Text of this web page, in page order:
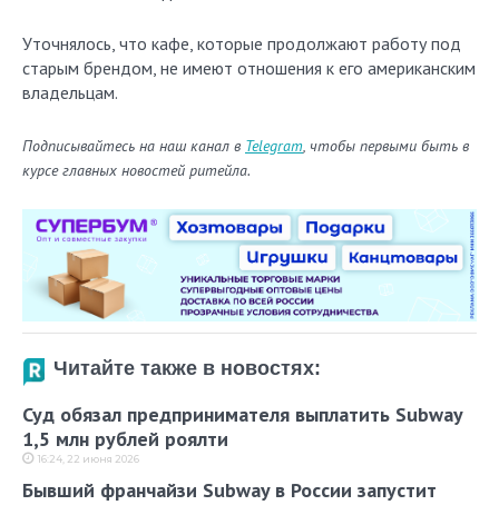
Уточнялось, что кафе, которые продолжают работу под
старым брендом, не имеют отношения к его американским
владельцам.
Подписывайтесь на наш канал в Telegram, чтобы первыми быть в
курсе главных новостей ритейла.
Читайте также в новостях:
Суд обязал предпринимателя выплатить Subway
1,5 млн рублей роялти
16:24, 22 июня 2026
Бывший франчайзи Subway в России запустит